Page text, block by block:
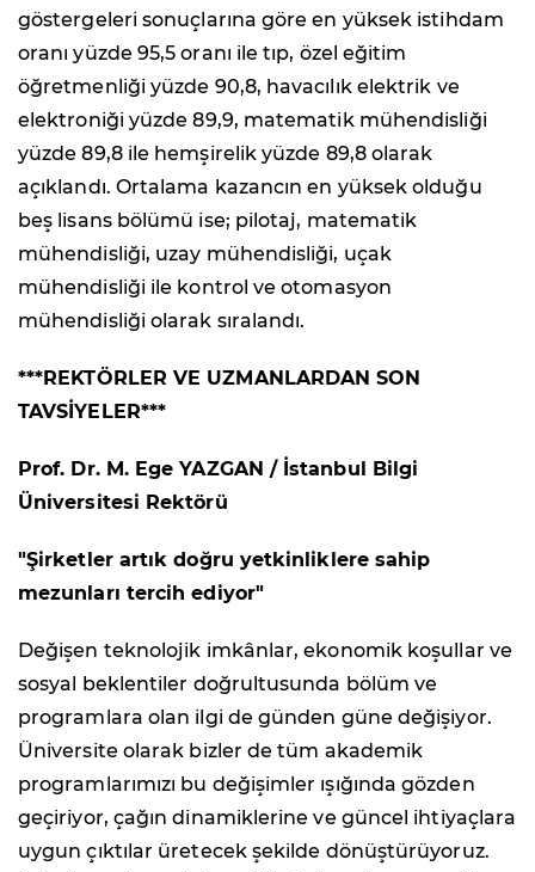
göstergeleri sonuçlarına göre en yüksek istihdam
oranı yüzde 95,5 oranı ile tıp, özel eğitim
öğretmenliği yüzde 90,8, havacılık elektrik ve
elektroniği yüzde 89,9, matematik mühendisliği
yüzde 89,8 ile hemşirelik yüzde 89,8 olarak
açıklandı. Ortalama kazancın en yüksek olduğu
beş lisans bölümü ise; pilotaj, matematik
mühendisliği, uzay mühendisliği, uçak
mühendisliği ile kontrol ve otomasyon
mühendisliği olarak sıralandı.
***REKTÖRLER VE UZMANLARDAN SON
TAVSİYELER***
Prof. Dr. M. Ege YAZGAN / İstanbul Bilgi
Üniversitesi Rektörü
"Şirketler artık doğru yetkinliklere sahip
mezunları tercih ediyor"
Değişen teknolojik imkânlar, ekonomik koşullar ve
sosyal beklentiler doğrultusunda bölüm ve
programlara olan ilgi de günden güne değişiyor.
Üniversite olarak bizler de tüm akademik
programlarımızı bu değişimler ışığında gözden
geçiriyor, çağın dinamiklerine ve güncel ihtiyaçlara
uygun çıktılar üretecek şekilde dönüştürüyoruz.